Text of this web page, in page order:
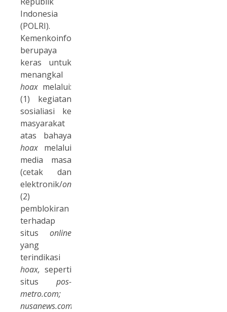
Indonesia
(POLRI).
Kemenkoinfo
berupaya
keras untuk
menangkal
hoax melalui:
(1) kegiatan
sosialiasi ke
masyarakat
atas bahaya
hoax melalui
media masa
(cetak dan
elektronik/online
(2)
pemblokiran
terhadap
situs online
yang
terindikasi
hoax, seperti
situs pos-
metro.com;
nusanews.com